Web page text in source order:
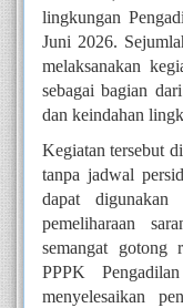
lingkungan
Juni 2026.
melaksanakan
sebagai bagian
dan keindahan
Kegiatan tersebut
tanpa jadwal
dapat
pemeliharaan
semangat gotong
PPPK
menyelesaikan